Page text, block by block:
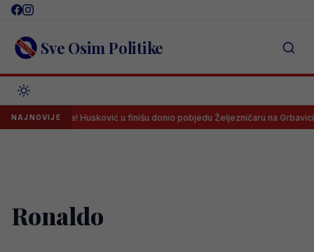
Skip
content Sve Osim Politike
NAJNOVIJE
nove sezone! Husković u finišu donio pobjedu Željezničaru na Grbavici!
Ronaldo